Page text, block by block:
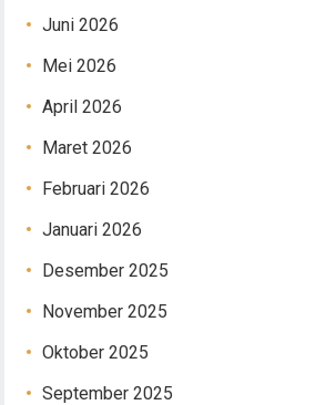
Juni 2026
Mei 2026
April 2026
Maret 2026
Februari 2026
Januari 2026
Desember 2025
November 2025
Oktober 2025
September 2025